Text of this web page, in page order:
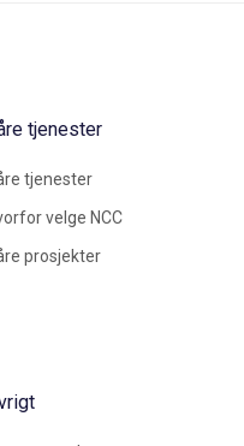
tjenester
tjenester
velge NCC
prosjekter